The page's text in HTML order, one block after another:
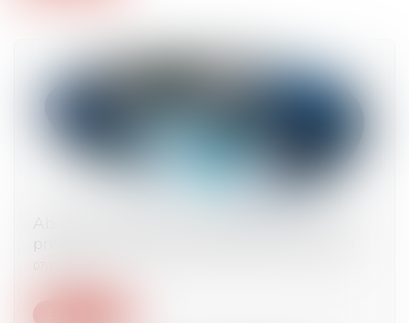
Absence ou insuffisance d’information sur la
prise en charge et responsabilité du praticien